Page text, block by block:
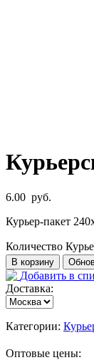
6.00 руб.
Курьер-пакет
Количество
В корзину
Добавить в
Доставка:
Категории:
Оптовые цены: